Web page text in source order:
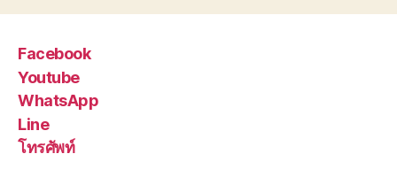
Facebook
Youtube
WhatsApp
Line
โทรศัพท์